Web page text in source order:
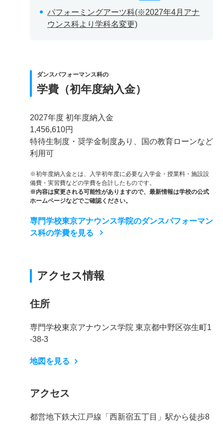
パフォーミングアーツ科(※2027年4月アナ
ウンス科より学科名変更)
ダンスパフォーマンス科の
学費（初年度納入金）
2027年度 初年度納入金
1,456,610円
特待生制度・奨学金制度あり、国の教育ローンなど
利用可
※初年度納入金とは、入学初年度に必要な入学金・授業料・施設設
備費・実習費などの学費を合計したものです。
※内容は変更される可能性がありますので、最新情報は学校の公式
ホームページなどでご確認ください。
専門学校東京アナウンス学院のダンスパフォーマン
ス科の学費を見る
アクセス情報
住所
専門学校東京アナウンス学院 東京都中野区弥生町1
-38-3
地図を見る
アクセス
都営地下鉄大江戸線「西新宿五丁目」駅から徒歩8